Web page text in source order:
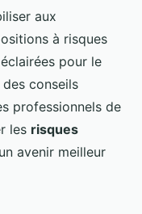
aux
à risques
pour le
conseils
professionnels de
les risques
avenir meilleur